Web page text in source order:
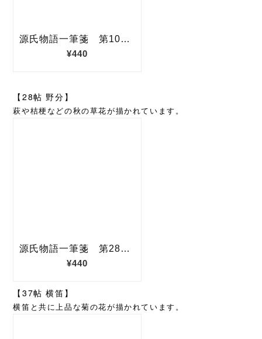
【28帖 野分】
萩や桔梗などの秋の草花が描かれています。
【37帖 横笛】
横笛と共に上品な菊の花が描かれています。